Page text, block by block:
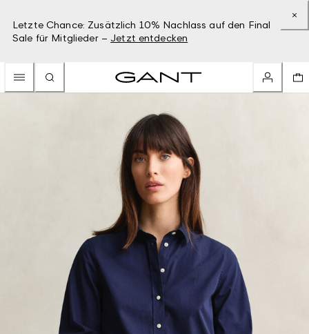
Letzte Chance: Zusätzlich 10% Nachlass auf den Final
Sale für Mitglieder – Jetzt entdecken